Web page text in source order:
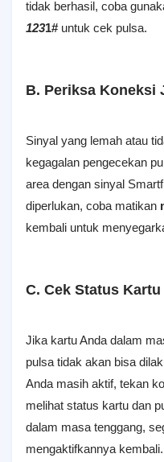
tidak berhasil, coba
1231# untuk cek pulsa.
B. Periksa Koneksi
Sinyal yang lemah atau
kegagalan pengecekan
area dengan sinyal
diperlukan, coba matikan
kembali untuk
C. Cek Status
Jika kartu Anda dalam
pulsa tidak akan bisa
Anda masih aktif, tekan
melihat status kartu dan
dalam masa tenggang,
mengaktifkannya kembali.